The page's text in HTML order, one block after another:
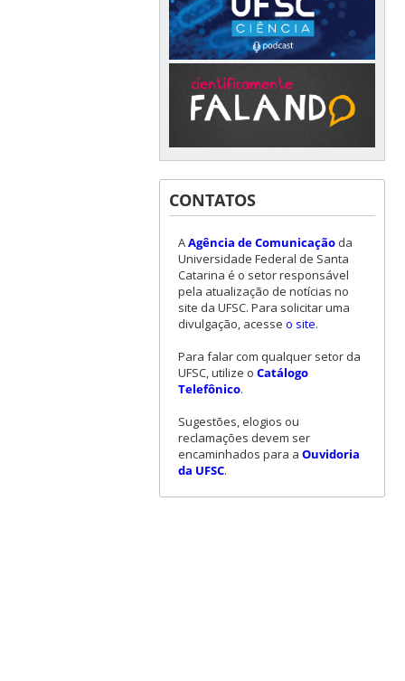
CONTATOS
AAgência de Comunicaçãoda
Universidade Federal de Santa
Catarina é o setor responsável
pela atualização de notícias no
site da UFSC. Para solicitar uma
divulgação, acesse o site.
Para falar com qualquer setor da
UFSC, utilize o Catálogo
Telefônico.
Sugestões, elogios ou
reclamações devem ser
encaminhados para a Ouvidoria
da UFSC.